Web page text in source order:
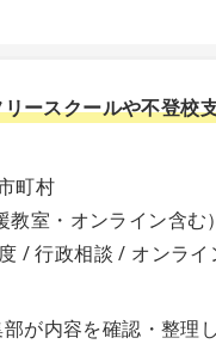
ースクールや不登校
町村
教室・オンライン含む）
/ 行政相談 / オンライ
が内容を確認・整理